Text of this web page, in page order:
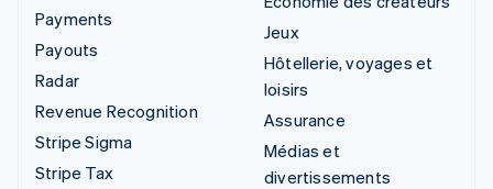
Payments
Payouts
Radar
Revenue Recognition
Stripe Sigma
Stripe Tax
Jeux
Hôtellerie, voyages et
loisirs
Assurance
Médias et
divertissements